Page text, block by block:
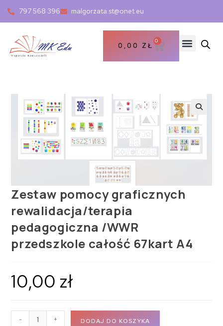
797 568 396 malgorzata.st@onet.eu
0,00 ZŁ
0
Zestaw pomocy graficznych
rewalidacja/terapia
pedagogiczna /WWR
przedszkole całość 67kart A4
10,00 zł
- + DODAJ DO KOSZYKA